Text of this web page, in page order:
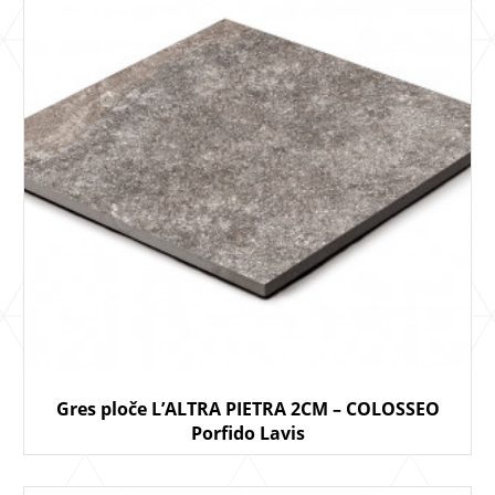
Gres ploče L’ALTRA PIETRA 2CM – COLOSSEO
Porfido Lavis